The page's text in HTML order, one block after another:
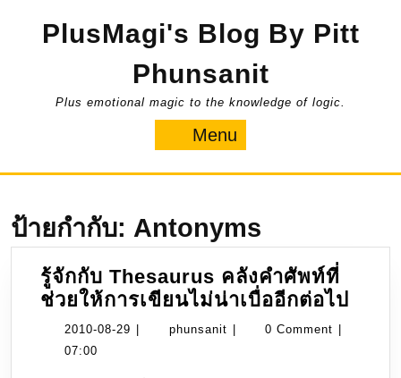
PlusMagi's Blog By Pitt
Phunsanit
Plus emotional magic to the knowledge of logic.
Menu
ป้ายกำกับ: Antonyms
รู้จักกับ Thesaurus คลังคำศัพท์ที่
ช่วยให้การเขียนไม่น่าเบื่ออีกต่อไป
2010-08-29 2010- phunsanit phunsanit0 Comment
07:00